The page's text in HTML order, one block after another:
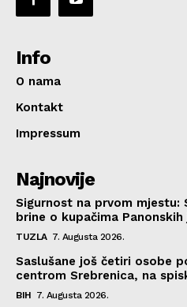
Info
O nama
Kontakt
Impressum
Najnovije
Sigurnost na prvom mjestu:
brine o kupačima Panonskih
TUZLA 7. Augusta 2026.
Saslušane još četiri osobe
centrom Srebrenica, na
BIH 7. Augusta 2026.